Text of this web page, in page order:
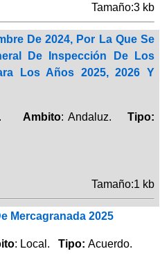
Tamaño:3 kb
De 2024, Por La Que Se
De Inspección De Los
Los Años 2025, 2026 Y
Ambito: Andaluz.Tipo:
Tamaño:1 kb
Mercagranada 2025
: Local. Tipo: Acuerdo.